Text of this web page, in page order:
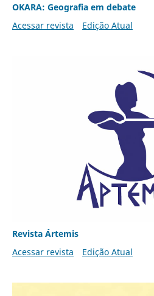
OKARA: Geografia em debate
Acessar revista
Edição Atual
Revista Ártemis
Acessar revista
Edição Atual